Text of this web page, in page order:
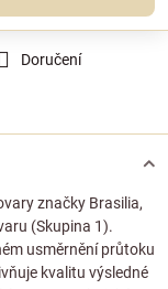
Doručení
značky Brasilia,
(Skupina 1).
usměrnění průtoku
kvalitu výsledné